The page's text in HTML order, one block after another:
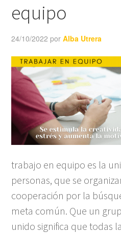
equipo
24/10/2022 porAlba Utrera
trabajo en equipo es la
personas, que se
cooperación por la
meta común. Que un
unido significa que todas